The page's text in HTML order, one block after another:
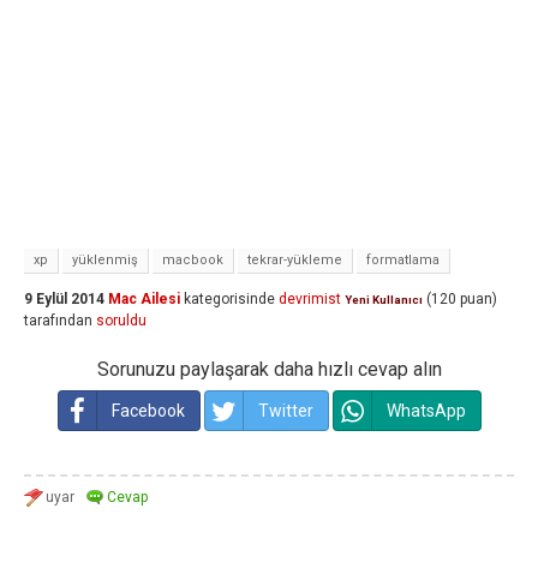
xp yüklenmiş macbook tekrar-yükleme formatlama
9 Eylül 2014 Mac Ailesi kategorisinde devrimist Yeni Kullanıcı (120 puan)
tarafından soruldu
Sorunuzu paylaşarak daha hızlı cevap alın
Facebook Twitter WhatsApp